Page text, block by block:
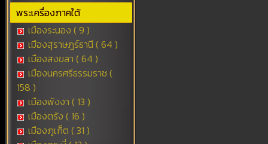
พระเครื่องภาคใต้
เมืองระนอง ( 9 )
เมืองสุราษฎร์ธานี ( 64 )
เมืองสงขลา ( 64 )
เมืองนครศรีธรรมราช (
158 )
เมืองพังงา ( 13 )
เมืองตรัง ( 16 )
เมืองภูเก็ต ( 31 )